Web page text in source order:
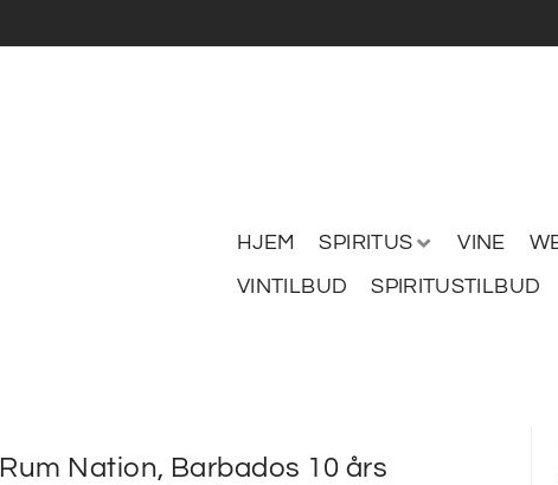
HJEM SPIRITUS VINE
VINTILBUD
SPIRITUSTILBUD
Rum Nation, Barbados 10 års